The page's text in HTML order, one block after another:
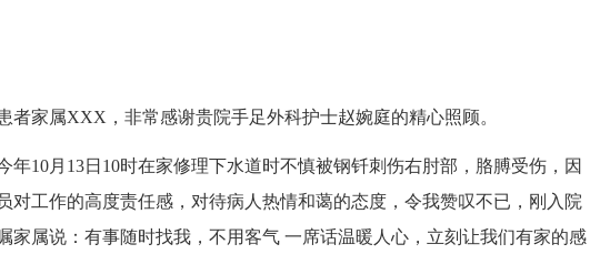
者家属XXX，非常感谢贵院手足外科护士赵婉庭的精心照顾。
10月13日10时在家修理下水道时不慎被钢钎刺伤右肘部，胳膊受伤，因
对工作的高度责任感，对待病人热情和蔼的态度，令我赞叹不已，刚入院
家属说：有事随时找我，不用客气 一席话温暖人心，立刻让我们有家的感